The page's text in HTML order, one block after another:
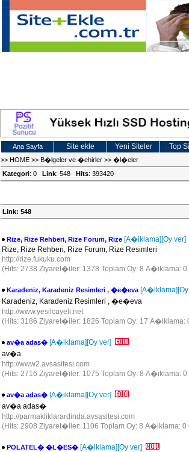
Ana Sayfa Site ekle Yeni Siteler Top
>> HOME >> B�lgeler ve �ehirler >> �l�eler
Kategori: 0 Link: 548 Hits: 393420
Link: 548
Rize, Rize Rehberi, Rize Forum, Rize [A�iklama][Oy ver]
Rize, Rize Rehberi, Rize Forum, Rize Resimleri
http://rize.fukuku.com
(Hits: 2738 Ziyaret�iler: 1378 Toplam Oy: 8 A�iklama:
Karadeniz, Karadeniz Resimleri , �e�eva [A�iklama]
Karadeniz, Karadeniz Resimleri , �e�eva
http://www.yesilcayeli.net
(Hits: 3186 Ziyaret�iler: 1826 Toplam Oy: 17 A�iklama:
av�a adas� [A�iklama][Oy ver]
av�a
http://www2.avsasitesi.com
(Hits: 2716 Ziyaret�iler: 1075 Toplam Oy: 8 A�iklama:
av�a adas� [A�iklama][Oy ver]
av�a adas�
http://parmakliklarardinda.avsasitesi.com
(Hits: 2908 Ziyaret�iler: 1106 Toplam Oy: 8 A�iklama:
POLATEL� �L�ES� [A�iklama][Oy ver]